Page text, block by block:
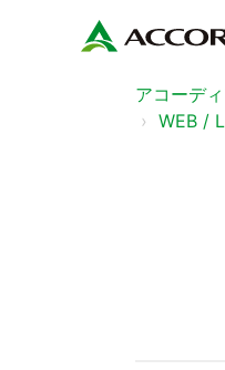
アコーデ
WEB /